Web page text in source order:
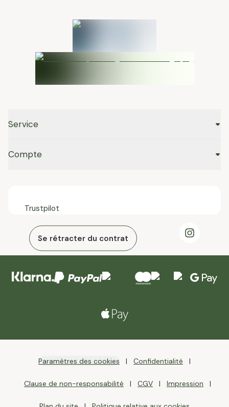
Service
Compte
Trustpilot
Se rétracter du contrat
Paramètres des cookies Confidentialité
Clause de non-responsabilité CGV Impression